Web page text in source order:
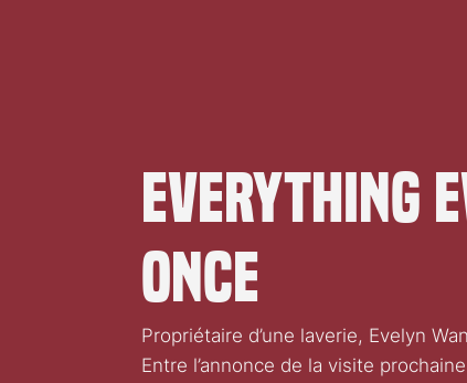
Everything
Once
Propriétaire d’une laverie, Evelyn
Entre l’annonce de la visite